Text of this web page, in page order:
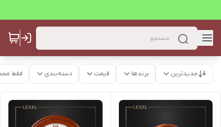
جدیدترین برندها قیمت دسته‌بندی فقط